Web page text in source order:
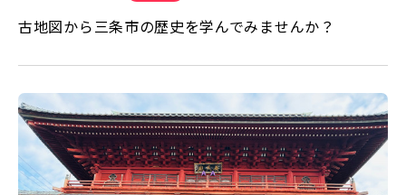
古地図から三条市の歴史を学んでみませんか？